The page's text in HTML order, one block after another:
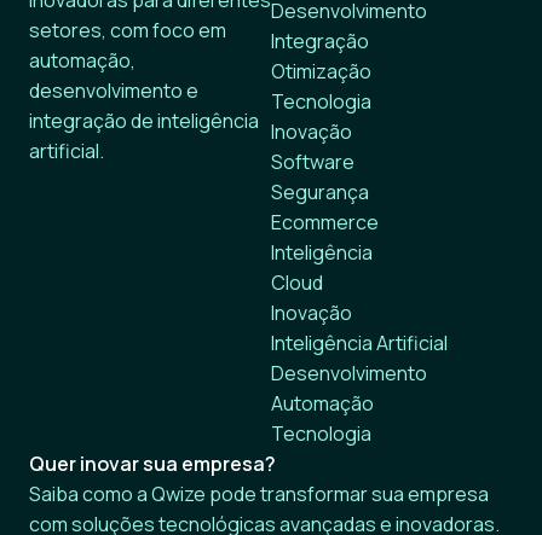
setores, com foco em
automação,
desenvolvimento e
integração de inteligência
artificial.
Desenvolvimento
Integração
Otimização
Tecnologia
Inovação
Software
Segurança
Ecommerce
Inteligência
Cloud
Inovação
Inteligência Artificial
Desenvolvimento
Automação
Tecnologia
Quer inovar sua empresa?
Saiba como a Qwize pode transformar sua empresa
com soluções tecnológicas avançadas e inovadoras.